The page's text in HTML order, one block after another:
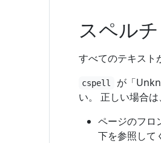
スペル
すべてのテキスト
cspell
が「
い。 正しい場合
ページのフロ
下を参照して